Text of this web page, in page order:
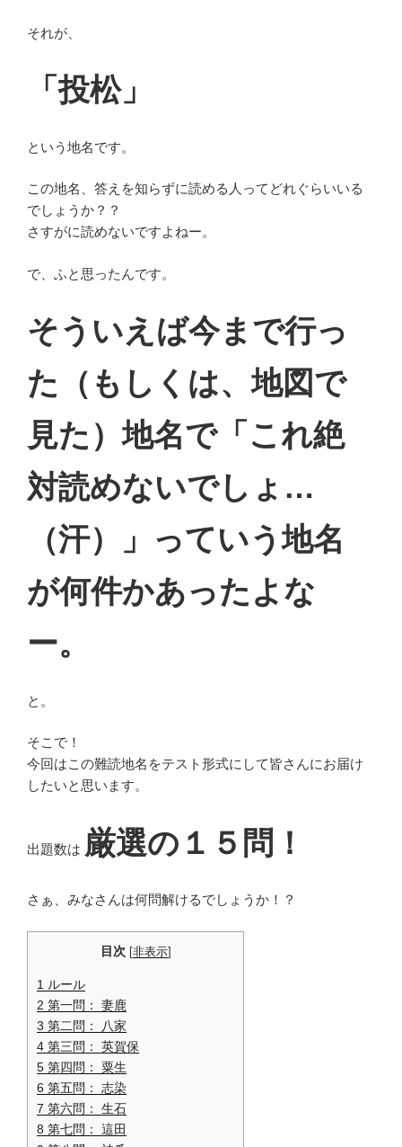
それが、
「投松」
という地名です。
この地名、答えを知らずに読める人ってどれぐらいいる
でしょうか？？
さすがに読めないですよねー。
で、ふと思ったんです。
そういえば今まで行っ
た（もしくは、地図で
見た）地名で「これ絶
対読めないでしょ…
（汗）」っていう地名
が何件かあったよな
ー。
と。
そこで！
今回はこの難読地名をテスト形式にして皆さんにお届け
したいと思います。
出題数は 厳選の１５問！
さぁ、みなさんは何問解けるでしょうか！？
目次 [非表示]
1 ルール
2 第一問： 妻鹿
3 第二問： 八家
4 第三問： 英賀保
5 第四問： 粟生
6 第五問： 志染
7 第六問： 生石
8 第七問： 這田